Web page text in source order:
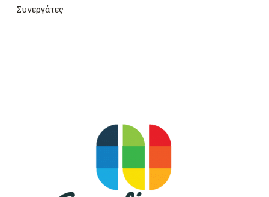
Συνεργάτες